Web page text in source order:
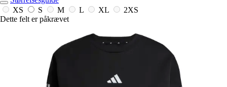
XS
S M L XL
2XS
Dette felt er påkrævet